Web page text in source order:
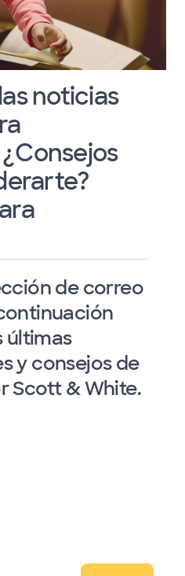
noticias
de correo
últimas
y consejos de
Scott & White.